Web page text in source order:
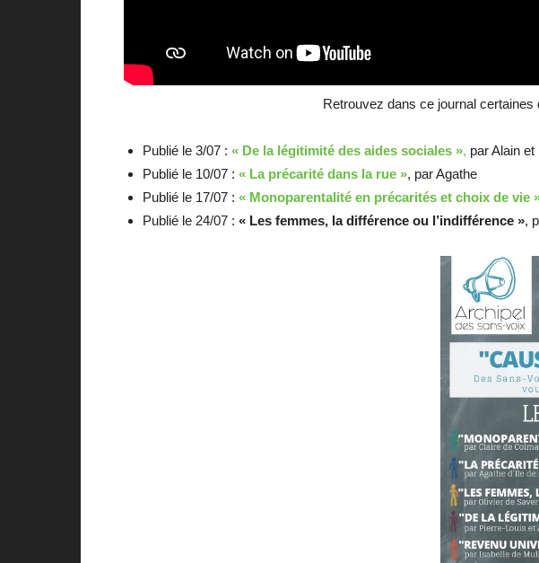
Retrouvez dans ce journal
Publié le 3/07 : « De la légitimité des aides sociales », par Alain
Publié le 10/07 : « La précarité dans la rue », par Agathe
Publié le 17/07 : « Monoparentalité en précarités et choix de vie
Publié le 24/07 : « Les femmes, la différence ou l’indifférence »,